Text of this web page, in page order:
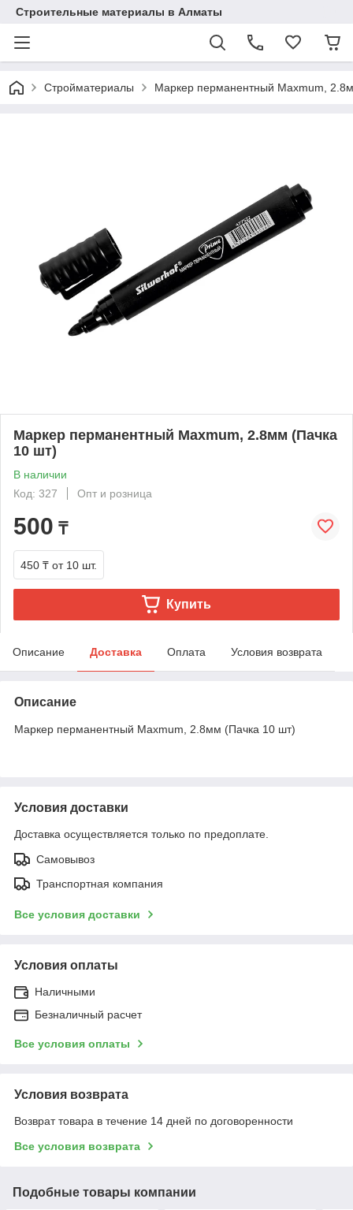
Строительные материалы в Алматы
Стройматериалы Маркер перманентный Maxmum,
Маркер перманентный Maxmum, 2.8мм (Пачка
10 шт)
В наличии
Код: 327
Опт и розница
500 ₸
450 ₸ от 10 шт.
Купить
Описание Доставка Оплата Условия возврата
Описание
Маркер перманентный Maxmum, 2.8мм (Пачка 10 шт)
Условия доставки
Доставка осуществляется только по предоплате.
Самовывоз
Транспортная компания
Все условия доставки
Условия оплаты
Наличными
Безналичный расчет
Все условия оплаты
Условия возврата
Возврат товара в течение 14 дней по договоренности
Все условия возврата
Подобные товары компании